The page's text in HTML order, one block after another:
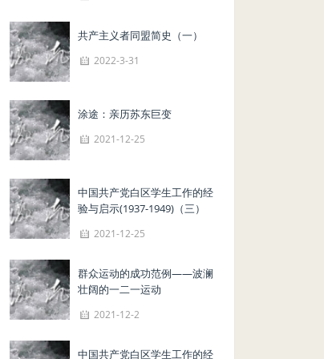
共产主义者同盟简史（一）
2022-3-31
涂途：亲历苏东巨变
2021-12-25
中国共产党白区学生工作的经
验与启示(1937-1949)（三）
2021-12-25
群众运动的成功范例——波澜
壮阔的一二一运动
2021-12-2
中国共产党白区学生工作的经